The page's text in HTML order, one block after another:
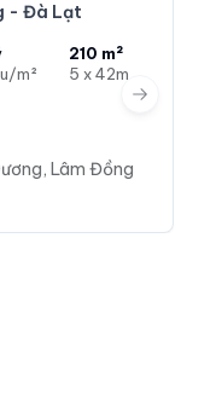
- Đà Lạt
m²
210 m²
5 x 42m
Lâm Đồng
Next slide